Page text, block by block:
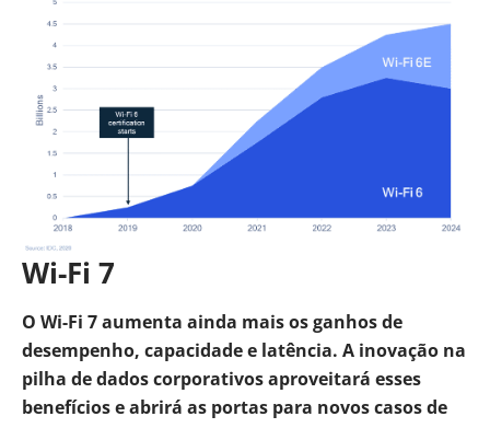
Wi-Fi 7
O Wi-Fi 7 aumenta ainda mais os ganhos de
desempenho, capacidade e latência. A inovação na
pilha de dados corporativos aproveitará esses
benefícios e abrirá as portas para novos casos de